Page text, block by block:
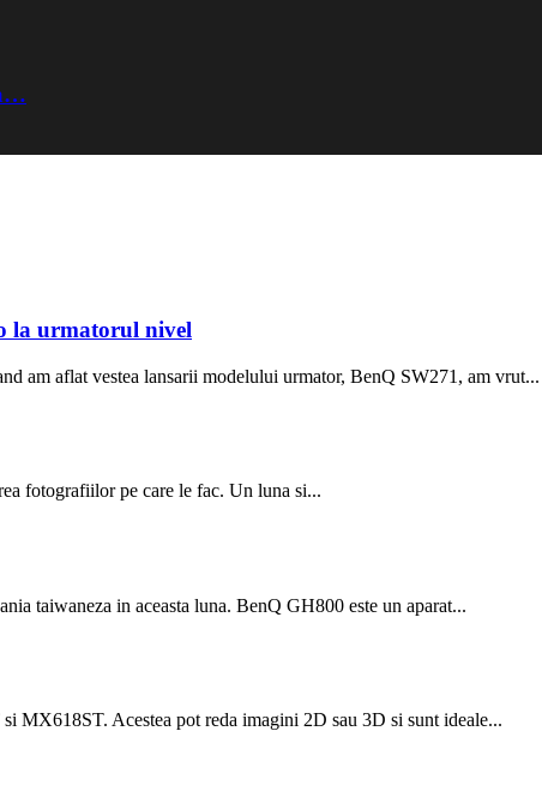
la urmatorul nivel
am aflat vestea lansarii modelului urmator, BenQ SW271, am vrut...
fotografiilor pe care le fac. Un luna si...
taiwaneza in aceasta luna. BenQ GH800 este un aparat...
MX618ST. Acestea pot reda imagini 2D sau 3D si sunt ideale...